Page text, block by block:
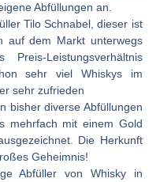
Abfüllungen an.
Tilo Schnabel, dieser ist
auf dem Markt unterwegs
Leistungsverhältnis
sehr viel Whiskys im
sehr zufrieden
bisher diverse Abfüllungen
mehrfach mit einem Gold
Die Herkunft
Geheimnis!
Abfüller von Whisky in